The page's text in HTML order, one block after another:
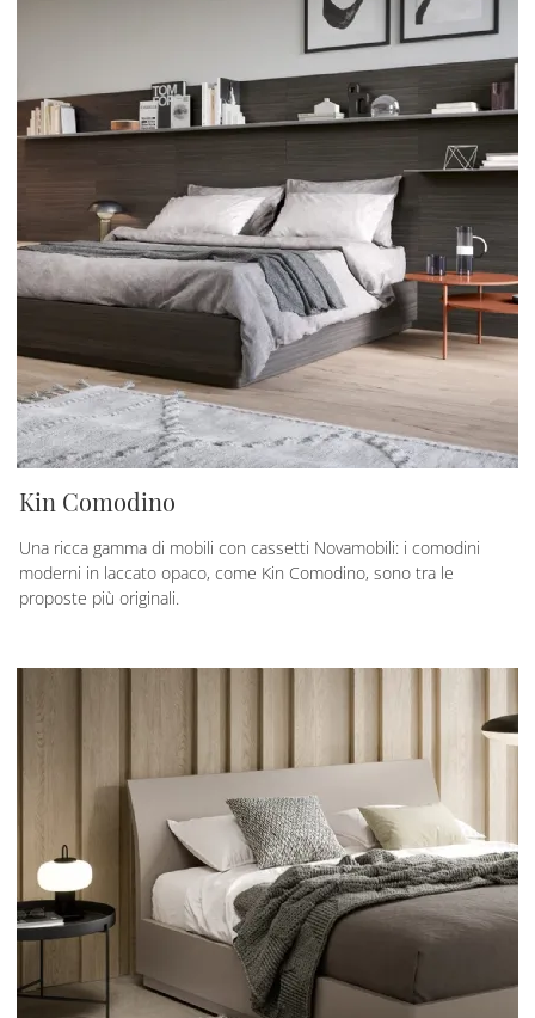
Kin Comodino
Una ricca gamma di mobili con cassetti Novamobili: i comodini
moderni in laccato opaco, come Kin Comodino, sono tra le
proposte più originali.